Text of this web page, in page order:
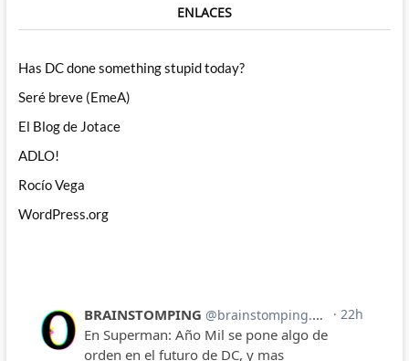
ENLACES
Has DC done something stupid today?
Seré breve (EmeA)
El Blog de Jotace
ADLO!
Rocío Vega
WordPress.org